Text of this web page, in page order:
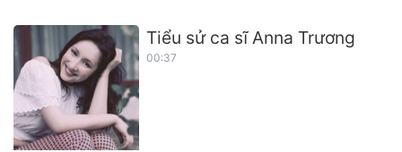
Tiểu sử ca sĩ Anna Trương
00:37